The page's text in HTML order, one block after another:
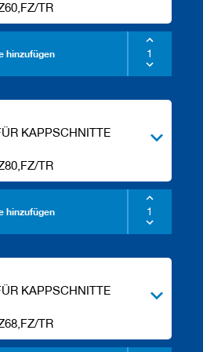
TR
hinzufügen
KAPPSCHNITTE
TR
hinzufügen
KAPPSCHNITTE
TR